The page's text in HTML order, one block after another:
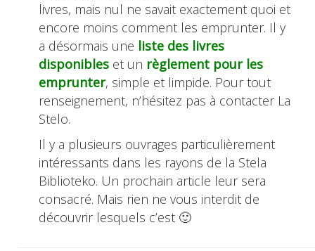
livres, mais nul ne savait exactement quoi et
encore moins comment les emprunter. Il y
a désormais une liste des livres
disponibles et un règlement pour les
emprunter, simple et limpide. Pour tout
renseignement, n’hésitez pas à contacter La
Stelo.
Il y a plusieurs ouvrages particulièrement
intéressants dans les rayons de la Stela
Biblioteko. Un prochain article leur sera
consacré. Mais rien ne vous interdit de
découvrir lesquels c’est 🙂